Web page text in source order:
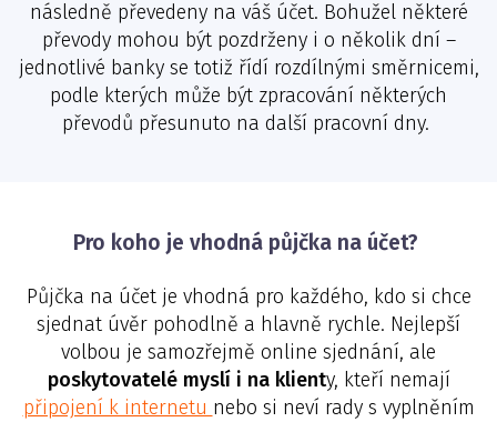
následně převedeny na váš účet. Bohužel některé
převody mohou být pozdrženy i o několik dní –
jednotlivé banky se totiž řídí rozdílnými směrnicemi,
podle kterých může být zpracování některých
převodů přesunuto na další pracovní dny.
Pro koho je vhodná půjčka na účet?
Půjčka na účet je vhodná pro každého, kdo si chce
sjednat úvěr pohodlně a hlavně rychle. Nejlepší
volbou je samozřejmě online sjednání, ale
poskytovatelé myslí i na klienty, kteří nemají
připojení k internetu nebo si neví rady s vyplněním